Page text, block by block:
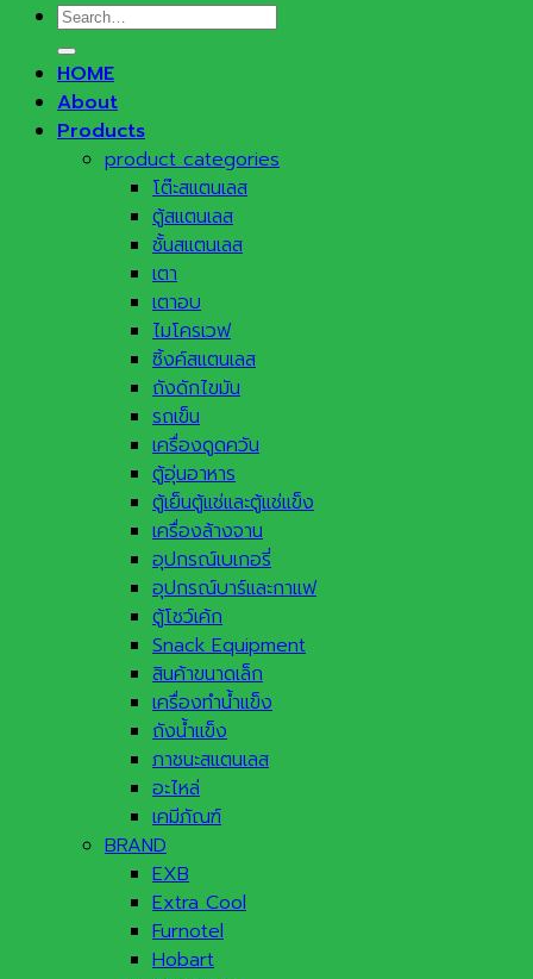
Search
for:
HOME
About
Products
product categories
โต๊ะสแตนเลส
ตู้สแตนเลส
ชั้นสแตนเลส
เตา
เตาอบ
ไมโครเวฟ
ซิ้งค์สแตนเลส
ถังดักไขมัน
รถเข็น
เครื่องดูดควัน
ตู้อุ่นอาหาร
ตู้เย็นตู้แช่และตู้แช่แข็ง
เครื่องล้างจาน
อุปกรณ์เบเกอรี่
อุปกรณ์บาร์และกาแฟ
ตู้โชว์เค้ก
Snack Equipment
สินค้าขนาดเล็ก
เครื่องทำน้ำแข็ง
ถังน้ำแข็ง
ภาชนะสแตนเลส
อะไหล่
เคมีภัณฑ์
BRAND
EXB
Extra Cool
Furnotel
Hobart